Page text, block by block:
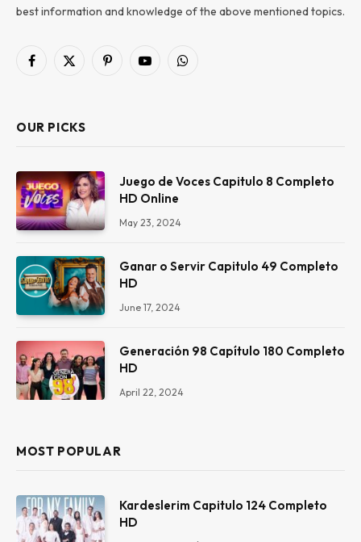
best information and knowledge of the above mentioned topics.
Facebook
X
PinterestYouTubeWhatsApp
OUR PICKS
Juego de Voces Capitulo 8 Completo
HD Online
May 23, 2024
Ganar o Servir Capitulo 49 Completo
HD
June 17, 2024
Generación 98 Capítulo 180 Completo
HD
April 22, 2024
MOST POPULAR
Kardeslerim Capitulo 124 Completo
HD